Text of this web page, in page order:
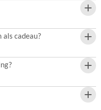
als cadeau?